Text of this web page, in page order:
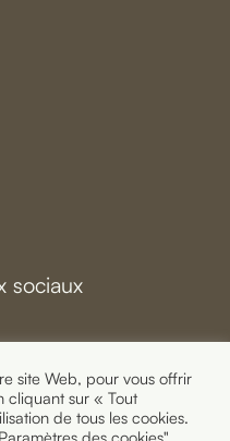
sociaux
site Web, pour vous offrir
cliquant sur « Tout
de tous les cookies.